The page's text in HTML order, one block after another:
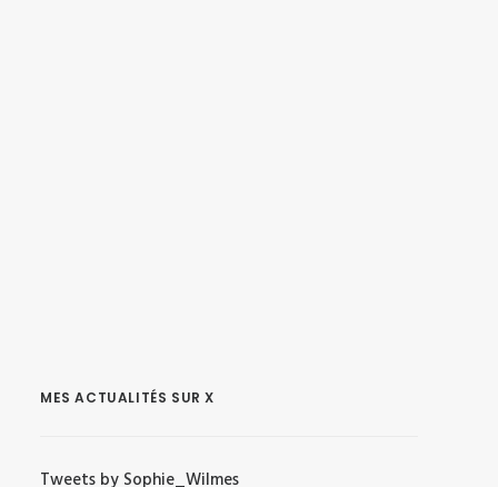
MES ACTUALITÉS SUR X
Tweets by Sophie_Wilmes